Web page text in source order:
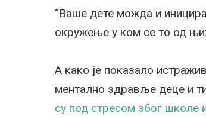
“Ваше дете можда и
окружење у ком се то од
А како је показало
ментално здравље деце и
су под стресом због школе